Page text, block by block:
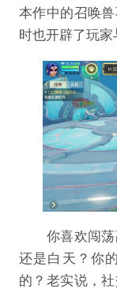
本作中的召唤
时也开辟了玩家
你喜欢闯荡
还是白天？你
的？老实说，